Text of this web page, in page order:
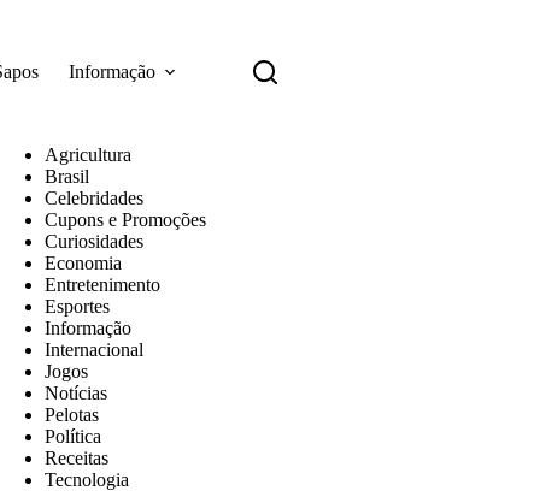
Informação
Agricultura
Brasil
Celebridades
Cupons e Promoções
Curiosidades
Economia
Entretenimento
Esportes
Informação
Internacional
Jogos
Notícias
Pelotas
Política
Receitas
Tecnologia